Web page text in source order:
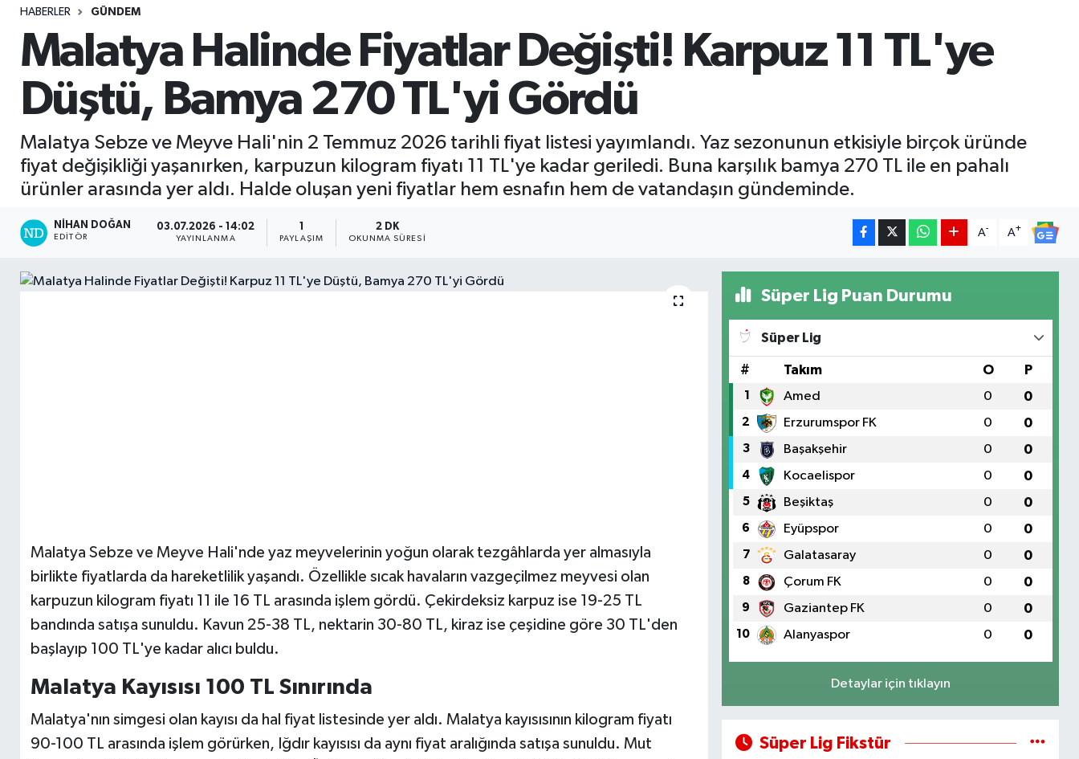
HABERLER GÜNDEM
Malatya Halinde Fiyatlar Değişti! Karpuz 11 TL'ye
Düştü, Bamya 270 TL'yi Gördü
Malatya Sebze ve Meyve Hali'nin 2 Temmuz 2026 tarihli fiyat listesi yayımlandı. Yaz sezonunun etkisiyle birçok üründe
fiyat değişikliği yaşanırken, karpuzun kilogram fiyatı 11 TL'ye kadar geriledi. Buna karşılık bamya 270 TL ile en pahalı
ürünler arasında yer aldı. Halde oluşan yeni fiyatlar hem esnafın hem de vatandaşın gündeminde.
NIHAN DOĞAN
EDITÖR
03.07.2026 - 14:02
YAYINLANMA
1
PAYLAŞIM
2 DK
OKUNMA SÜRESI
A- A+
Malatya Sebze ve Meyve Hali'nde yaz meyvelerinin yoğun olarak tezgâhlarda yer almasıyla
birlikte fiyatlarda da hareketlilik yaşandı. Özellikle sıcak havaların vazgeçilmez meyvesi olan
karpuzun kilogram fiyatı 11 ile 16 TL arasında işlem gördü. Çekirdeksiz karpuz ise 19-25 TL
bandında satışa sunuldu. Kavun 25-38 TL, nektarin 30-80 TL, kiraz ise çeşidine göre 30 TL'den
başlayıp 100 TL'ye kadar alıcı buldu.
Malatya Kayısısı 100 TL Sınırında
Malatya'nın simgesi olan kayısı da hal fiyat listesinde yer aldı. Malatya kayısısının kilogram fiyatı
90-100 TL arasında işlem görürken, Iğdır kayısısı da aynı fiyat aralığında satışa sunuldu. Mut
Süper Lig Puan Durumu
Süper Lig
# Takım O P
1 Amed 0 0
2 Erzurumspor FK 0 0
3 Başakşehir 0 0
4 Kocaelispor 0 0
5 Beşiktaş 0 0
6 Eyüpspor 0 0
7 Galatasaray 0 0
8 Çorum FK 0 0
9 Gaziantep FK 0 0
10 Alanyaspor 0 0
Detaylar için tıklayın
Süper Lig Fikstür
Seri İlan
Siyaset
Spor
Yaşam